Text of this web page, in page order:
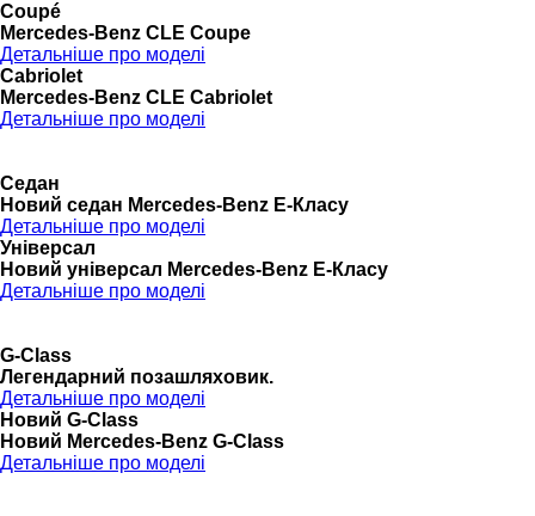
Coupé
Mercedes-Benz CLE Coupe
Детальніше про моделі
Cabriolet
Mercedes-Benz CLE Cabriolet
Детальніше про моделі
Седан
Новий седан Mercedes-Benz Е-Класу
Детальніше про моделі
Універсал
Новий універсал Mercedes-Benz E-Класу
Детальніше про моделі
G-Class
Легендарний позашляховик.
Детальніше про моделі
Новий G-Class
Новий Mercedes-Benz G-Class
Детальніше про моделі